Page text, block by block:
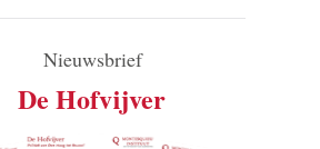
Nieuwsbrief
De Hofvijver